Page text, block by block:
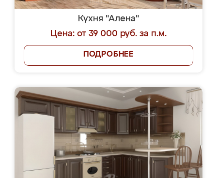
Кухня "Алена"
Цена: от 39 000 руб. за п.м.
ПОДРОБНЕЕ